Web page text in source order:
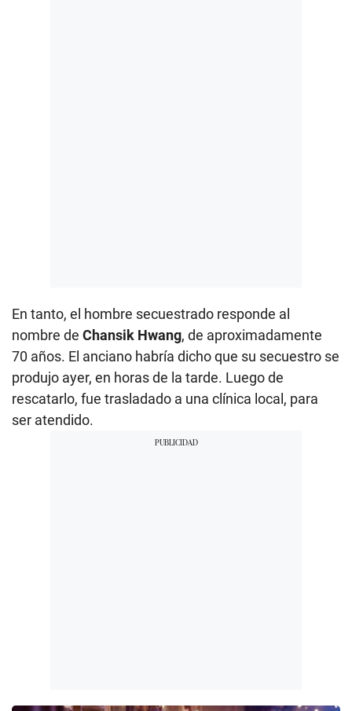
En tanto, el hombre secuestrado responde al
nombre de Chansik Hwang, de aproximadamente
70 años. El anciano habría dicho que su secuestro se
produjo ayer, en horas de la tarde. Luego de
rescatarlo, fue trasladado a una clínica local, para
ser atendido.